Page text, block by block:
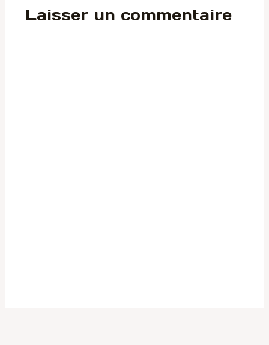
Laisser un commentaire